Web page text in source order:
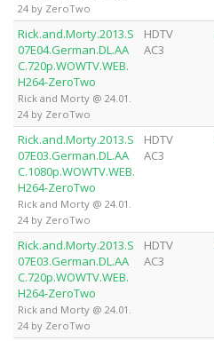
24 by ZeroTwo
Rick.and.Morty.2013.S
07E04.German.DL.AA
C.720p.WOWTV.WEB.
H264-ZeroTwo
Rick and Morty @ 24.01.
24 by ZeroTwo
HDTV
AC3
Rick.and.Morty.2013.S
07E03.German.DL.AA
C.1080p.WOWTV.WEB.
H264-ZeroTwo
Rick and Morty @ 24.01.
24 by ZeroTwo
HDTV
AC3
Rick.and.Morty.2013.S
07E03.German.DL.AA
C.720p.WOWTV.WEB.
H264-ZeroTwo
Rick and Morty @ 24.01.
24 by ZeroTwo
HDTV
AC3